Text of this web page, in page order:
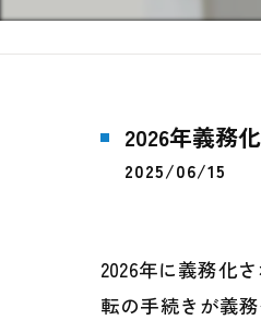
2026年義務
2025/06/15
2026年に義務化
転の手続きが義